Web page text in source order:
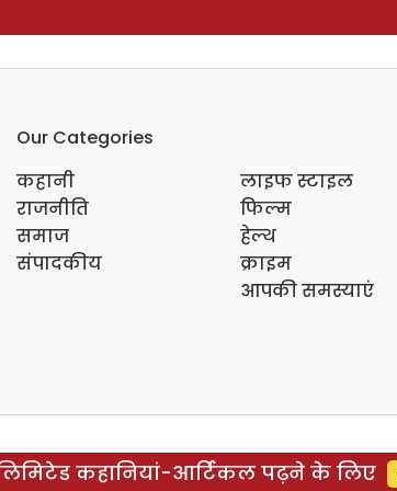
Our Categories
कहानी
राजनीति
समाज
संपादकीय
लाइफ स्टाइल
फिल्म
हेल्थ
क्राइम
आपकी समस्याएं
कहानियां-आर्टिकल पढ़ने के लिए